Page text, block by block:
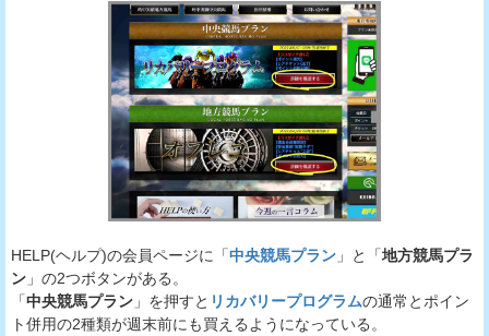
HELP(ヘルプ)の会員ページに「中央競馬プラン 」と「地方競馬プラ
ン 」の2つボタンがある。
「中央競馬プラン 」を押すと リカバリープログラムの通常とポイン
ト併用の2種類が週末前にも買えるようになっている。